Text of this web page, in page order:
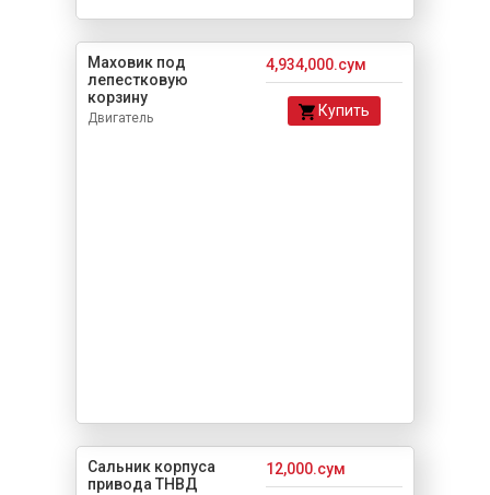
Маховик под
лепестковую
корзину
Двигатель
4,934,000.сум
Купить
Сальник корпуса
привода ТНВД
12,000.сум